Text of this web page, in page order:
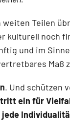
Teilen
kulturell noch
und im
Maß
. Und schützen
tritt ein für